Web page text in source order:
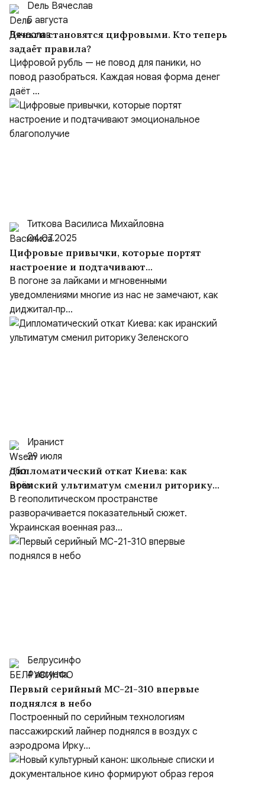
Dель Вячеслав
5 августа
Деньги становятся цифровыми. Кто теперь
задаёт правила?
Цифровой рубль — не повод для паники, но
повод разобраться. Каждая новая форма денег
даёт ...
Титкова Василиса Михайловна
04.07.2025
Цифровые привычки, которые портят
настроение и подтачивают
эмоциональное благополучие
В погоне за лайками и мгновенными
уведомлениями многие из нас не замечают, как
диджитал‑пр...
Иранист
29 июля
Дипломатический откат Киева: как
иранский ультиматум сменил риторику
Зеленского
В геополитическом пространстве
разворачивается показательный сюжет.
Украинская военная раз...
Белрусинфо
4 августа
Первый серийный МС-21-310 впервые
поднялся в небо
Построенный по серийным технологиям
пассажирский лайнер поднялся в воздух с
аэродрома Ирку...